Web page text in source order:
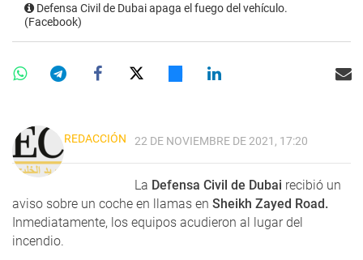
Defensa Civil de Dubai apaga el fuego del vehículo.
(Facebook)
REDACCIÓN 22 DE NOVIEMBRE DE 2021, 17:20
La Defensa Civil de Dubai recibió un
aviso sobre un coche en llamas en Sheikh Zayed Road.
Inmediatamente, los equipos acudieron al lugar del
incendio.